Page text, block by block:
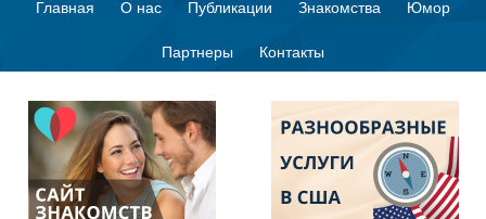
Главная О нас Публикации Знакомства Юмор
Партнеры Контакты